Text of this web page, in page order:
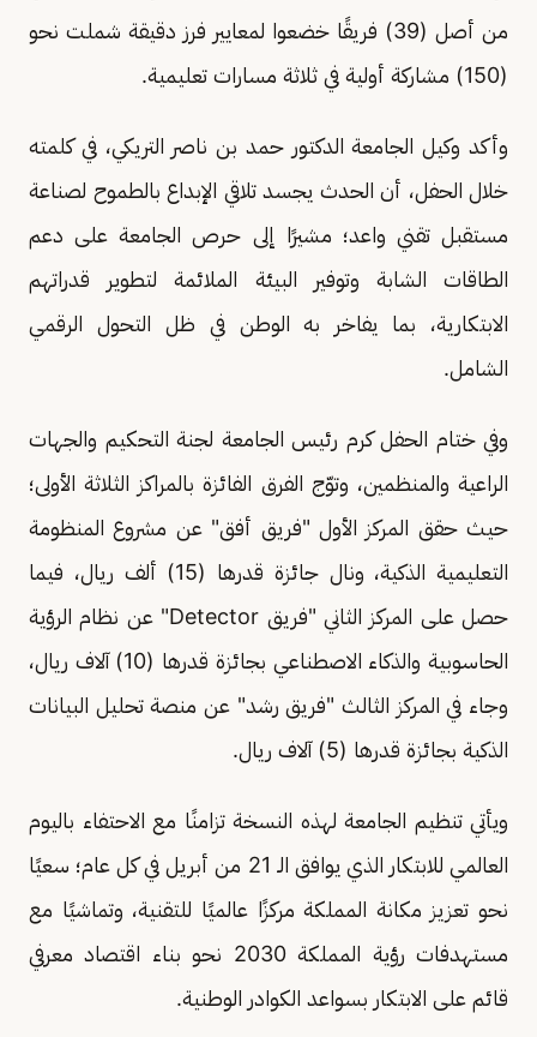
من أصل (39) فريقًا خضعوا لمعايير فرز دقيقة شملت نحو
(150) مشاركة أولية في ثلاثة مسارات تعليمية.
وأكد وكيل الجامعة الدكتور حمد بن ناصر التريكي، في كلمته
خلال الحفل، أن الحدث يجسد تلاقي الإبداع بالطموح لصناعة
مستقبل تقني واعد؛ مشيرًا إلى حرص الجامعة على دعم
الطاقات الشابة وتوفير البيئة الملائمة لتطوير قدراتهم
الابتكارية، بما يفاخر به الوطن في ظل التحول الرقمي
الشامل.
وفي ختام الحفل كرم رئيس الجامعة لجنة التحكيم والجهات
الراعية والمنظمين، وتوّج الفرق الفائزة بالمراكز الثلاثة الأولى؛
حيث حقق المركز الأول "فريق أفق" عن مشروع المنظومة
التعليمية الذكية، ونال جائزة قدرها (15) ألف ريال، فيما
حصل على المركز الثاني "فريق Detector" عن نظام الرؤية
الحاسوبية والذكاء الاصطناعي بجائزة قدرها (10) آلاف ريال،
وجاء في المركز الثالث "فريق رشد" عن منصة تحليل البيانات
الذكية بجائزة قدرها (5) آلاف ريال.
ويأتي تنظيم الجامعة لهذه النسخة تزامنًا مع الاحتفاء باليوم
العالمي للابتكار الذي يوافق الـ 21 من أبريل في كل عام؛ سعيًا
نحو تعزيز مكانة المملكة مركزًا عالميًا للتقنية، وتماشيًا مع
مستهدفات رؤية المملكة 2030 نحو بناء اقتصاد معرفي
قائم على الابتكار بسواعد الكوادر الوطنية.